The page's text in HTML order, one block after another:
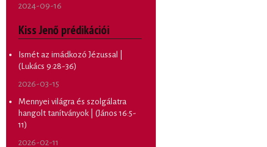
2024-09-16
Kiss Jenő prédikációi
Ismét az imádkozó Jézussal |
(Lukács 9:28-36)
2026-03-15
Mennyei világra és szolgálatra
hangolt tanítványok | (János 16:5-
11)
2026-02-11